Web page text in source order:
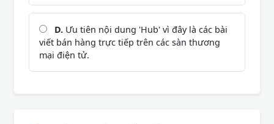
D. Ưu tiên nội dung 'Hub' vì đây là các bài
viết bán hàng trực tiếp trên các sàn thương
mại điện tử.